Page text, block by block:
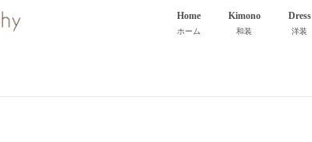
Home
ホーム
Kimono
和装
Dress
洋装